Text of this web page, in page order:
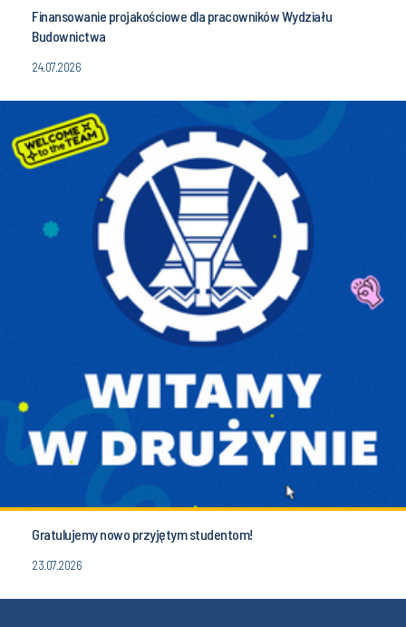
Finansowanie projakościowe dla pracowników Wydziału
Budownictwa
24.07.2026
Gratulujemy nowo przyjętym studentom!
23.07.2026